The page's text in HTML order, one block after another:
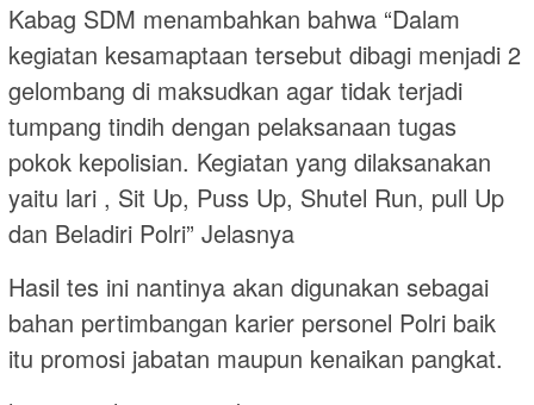
Kabag SDM menambahkan bahwa “Dalam
kegiatan kesamaptaan tersebut dibagi menjadi 2
gelombang di maksudkan agar tidak terjadi
tumpang tindih dengan pelaksanaan tugas
pokok kepolisian. Kegiatan yang dilaksanakan
yaitu lari , Sit Up, Puss Up, Shutel Run, pull Up
dan Beladiri Polri” Jelasnya
Hasil tes ini nantinya akan digunakan sebagai
bahan pertimbangan karier personel Polri baik
itu promosi jabatan maupun kenaikan pangkat.